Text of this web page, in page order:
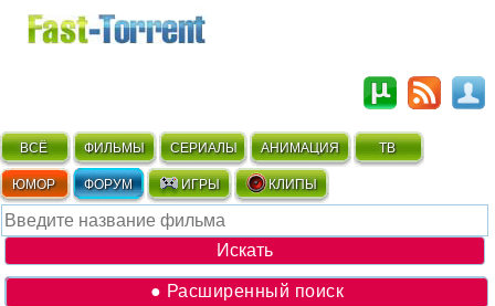
ВСЁ ФИЛЬМЫ СЕРИАЛЫ АНИМАЦИЯ ТВ
ЮМОР ФОРУМ ИГРЫ КЛИПЫ
● Расширенный поиск